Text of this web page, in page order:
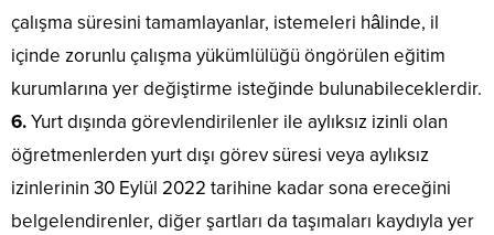
çalışma süresini tamamlayanlar, istemeleri hâlinde, il
içinde zorunlu çalışma yükümlülüğü öngörülen eğitim
kurumlarına yer değiştirme isteğinde bulunabileceklerdir.
6.Yurt dışında görevlendirilenler ile aylıksız izinli olan
öğretmenlerden yurt dışı görev süresi veya aylıksız
izinlerinin 30 Eylül 2022 tarihine kadar sona ereceğini
belgelendirenler, diğer şartları da taşımaları kaydıyla yer